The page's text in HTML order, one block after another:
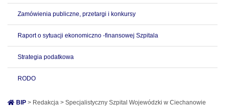
Zamówienia publiczne, przetargi i konkursy
Raport o sytuacji ekonomiczno -finansowej Szpitala
Strategia podatkowa
RODO
BIP > Redakcja > Specjalistyczny Szpital Wojewódzki w Ciechanowie